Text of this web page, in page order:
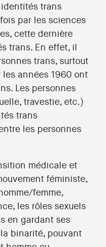
identités trans
par les sciences
cette dernière
trans. En effet, il
trans, surtout
années 1960 ont
Les personnes
travestie, etc.)
trans
les personnes
médicale et
féministe,
femme,
les rôles sexuels
en gardant ses
binarité, pouvant